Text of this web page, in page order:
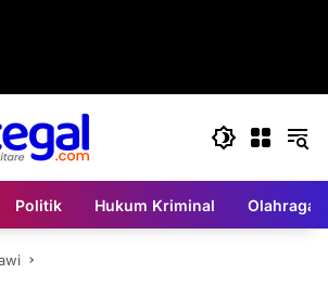
Politik Hukum Kriminal Olahraga